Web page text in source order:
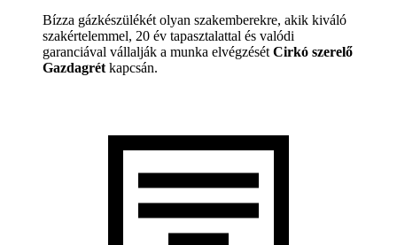
Bízza gázkészülékét olyan szakemberekre, akik kiváló
szakértelemmel, 20 év tapasztalattal és valódi
garanciával vállalják a munka elvégzését Cirkó szerelő
Gazdagrét kapcsán.